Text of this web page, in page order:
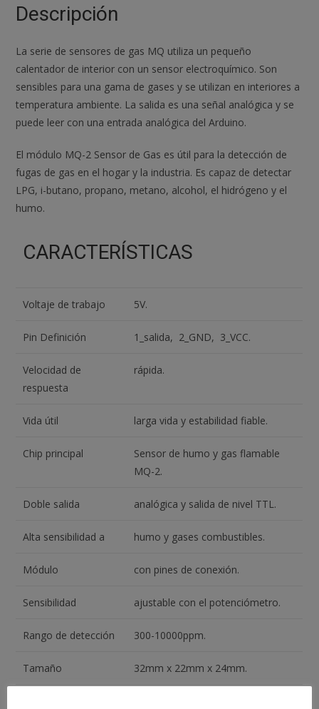
Arduino
cantidad
Descripción
La serie de sensores de gas MQ utiliza un pequeño
calentador de interior con un sensor electroquímico. Son
sensibles para una gama de gases y se utilizan en interiores a
temperatura ambiente. La salida es una señal analógica y se
puede leer con una entrada analógica del Arduino.
El módulo MQ-2 Sensor de Gas es útil para la detección de
fugas de gas en el hogar y la industria. Es capaz de detectar
LPG, i-butano, propano, metano, alcohol, el hidrógeno y el
humo.
CARACTERÍSTICAS
Voltaje de trabajo 5V.
Pin Definición 1_salida, 2_GND, 3_VCC.
Velocidad de
respuesta
rápida.
Vida útil larga vida y estabilidad fiable.
Chip principal
Sensor de humo y gas flamable
MQ-2.
Doble salida analógica y salida de nivel TTL.
Alta sensibilidad a humo y gases combustibles.
Módulo con pines de conexión.
Sensibilidad ajustable con el potenciómetro.
Rango de detección 300-10000ppm.
Tamaño 32mm x 22mm x 24mm.